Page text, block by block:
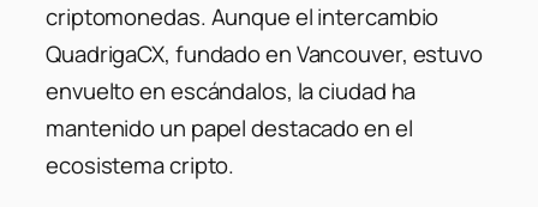
criptomonedas. Aunque el intercambio
QuadrigaCX, fundado en Vancouver, estuvo
envuelto en escándalos, la ciudad ha
mantenido un papel destacado en el
ecosistema cripto.